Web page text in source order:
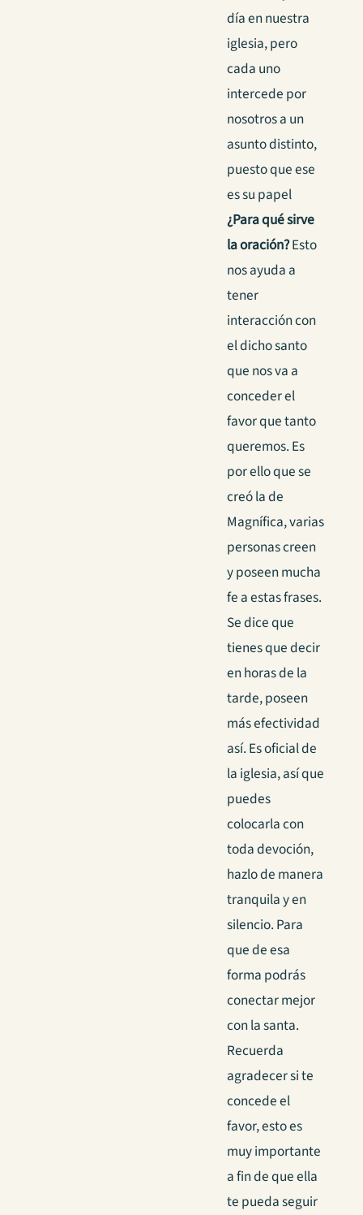
día en nuestra
iglesia, pero
cada uno
intercede por
nosotros a un
asunto distinto,
puesto que ese
es su papel
¿Para qué sirve
la oración?Esto
nos ayuda a
tener
interacción con
el dicho santo
que nos va a
conceder el
favor que tanto
queremos. Es
por ello que se
creó la de
Magnífica, varias
personas creen
y poseen mucha
fe a estas frases.
Se dice que
tienes que decir
en horas de la
tarde, poseen
más efectividad
así. Es oficial de
la iglesia, así que
puedes
colocarla con
toda devoción,
hazlo de manera
tranquila y en
silencio. Para
que de esa
forma podrás
conectar mejor
con la santa.
Recuerda
agradecer si te
concede el
favor, esto es
muy importante
a fin de que ella
te pueda seguir